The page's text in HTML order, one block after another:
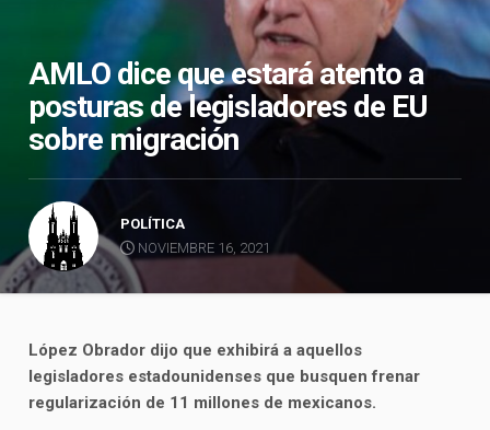
AMLO dice que estará atento a
posturas de legisladores de EU
sobre migración
POLÍTICA
NOVIEMBRE 16, 2021
López Obrador dijo que exhibirá a aquellos
legisladores estadounidenses que busquen frenar
regularización de 11 millones de mexicanos.